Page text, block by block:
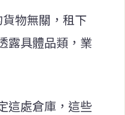
物無關，租下
露具體品類，業
這處倉庫，這些